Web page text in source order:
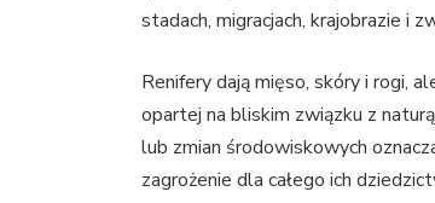
stadach, migracjach, krajobrazie i
Renifery dają mięso, skóry i rogi,
opartej na bliskim związku z
lub zmian środowiskowych
zagrożenie dla całego ich